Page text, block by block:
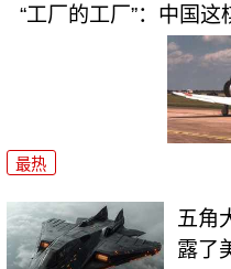
“工厂的工厂”：中国
最热
五角
露了